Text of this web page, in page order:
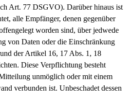
Art. 77 DSGVO). Darüber hinaus ist
alle Empfänger, denen gegenüber
worden sind, über jedwede
von Daten oder die Einschränkung
der Artikel 16, 17 Abs. 1, 18
Diese Verpflichtung besteht
unmöglich oder mit einem
verbunden ist. Unbeschadet dessen